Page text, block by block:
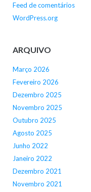
Feed de comentários
WordPress.org
ARQUIVO
Março 2026
Fevereiro 2026
Dezembro 2025
Novembro 2025
Outubro 2025
Agosto 2025
Junho 2022
Janeiro 2022
Dezembro 2021
Novembro 2021